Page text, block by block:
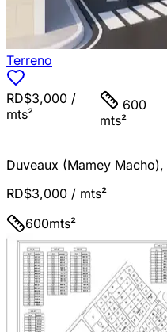
Terreno
RD$3,000 /
mts²
600
mts²
Duveaux (Mamey Macho),
RD$3,000 / mts²
600mts²